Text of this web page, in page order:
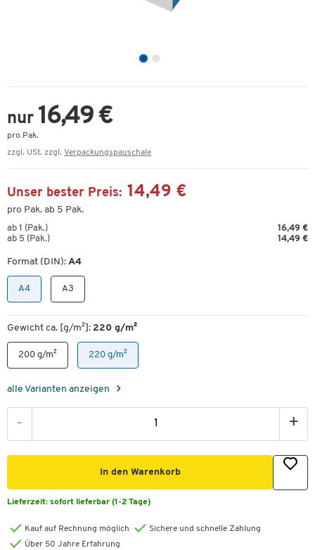
nur 16,49 €
pro Pak.
zzgl. USt. zzgl. Verpackungspauschale
Unser bester Preis: 14,49 €
pro Pak. ab 5 Pak.
ab 1 (Pak.)
16,49 €
ab 5 (Pak.)
14,49 €
Format (DIN): A4
A4 A3
Gewicht ca. [g/m²]: 220 g/m²
200 g/m² 220 g/m²
alle Varianten anzeigen
- +
In den Warenkorb
Lieferzeit: sofort lieferbar (1-2 Tage)
Kauf auf Rechnung möglich
Sichere und schnelle Zahlung
Über 50 Jahre Erfahrung